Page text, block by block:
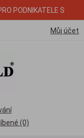
PODNIKATELE S
Můj účet
(0)